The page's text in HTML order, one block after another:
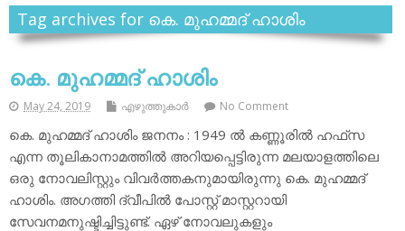
Tag archives for കെ. മുഹമ്മദ് ഹാശിം
കെ. മുഹമ്മദ് ഹാശിം
May 24, 2019 എഴുത്തുകാര്‍ No Comment
കെ. മുഹമ്മദ് ഹാശിം ജനനം : 1949 ല്‍ കണ്ണൂരില്‍ ഹഫ്‌സ
എന്ന തൂലികാനാമത്തില്‍ അറിയപ്പെട്ടിരുന്ന മലയാളത്തിലെ
ഒരു നോവലിസ്റ്റും വിവര്‍ത്തകനുമായിരുന്നു കെ. മുഹമ്മദ്
ഹാശിം. അഗത്തി ദ്വീപില്‍ പോസ്റ്റ് മാസ്റ്ററായി
സേവനമനുഷ്ടിച്ചിട്ടുണ്ട്. ഏഴ് നോവലുകളും